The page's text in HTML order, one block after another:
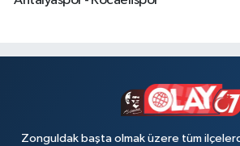
Zonguldak başta olmak üzere tüm